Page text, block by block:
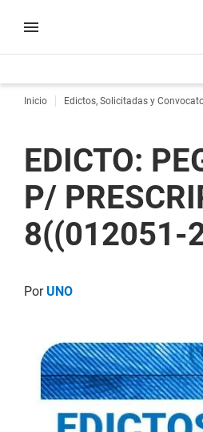
Inicio Edictos, Solicitadas y
EDICTO:
P/
8((012051-
PorUNO